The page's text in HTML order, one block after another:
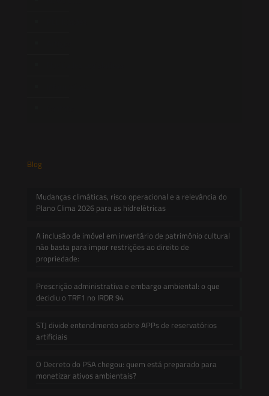
Blog
Mudanças climáticas, risco operacional e a relevância do
Plano Clima 2026 para as hidrelétricas
A inclusão de imóvel em inventário de patrimônio cultural
não basta para impor restrições ao direito de
propriedade:
Prescrição administrativa e embargo ambiental: o que
decidiu o TRF1 no IRDR 94
STJ divide entendimento sobre APPs de reservatórios
artificiais
O Decreto do PSA chegou: quem está preparado para
monetizar ativos ambientais?